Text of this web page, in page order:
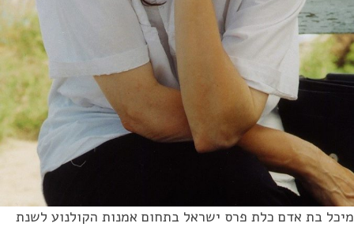
בת אדם כלת פרס ישראל בתחום אמנות הקולנוע לשנת